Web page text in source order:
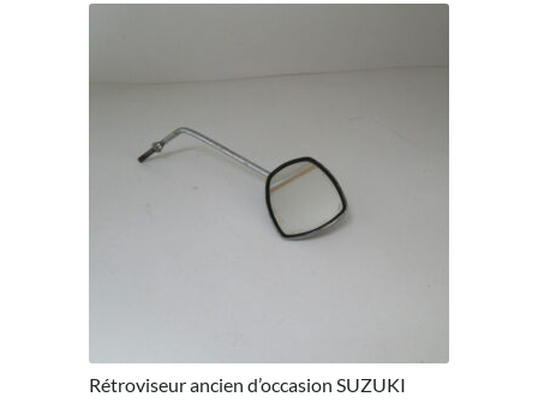
Rétroviseur ancien d’occasion SUZUKI